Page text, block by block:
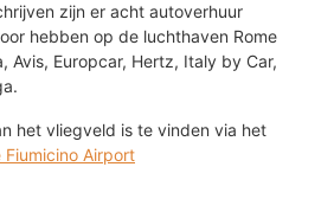
zijn er acht autoverhuur
hebben op de luchthaven Rome
Avis, Europcar, Hertz, Italy by Car,
het vliegveld is te vinden via het
Fiumicino Airport